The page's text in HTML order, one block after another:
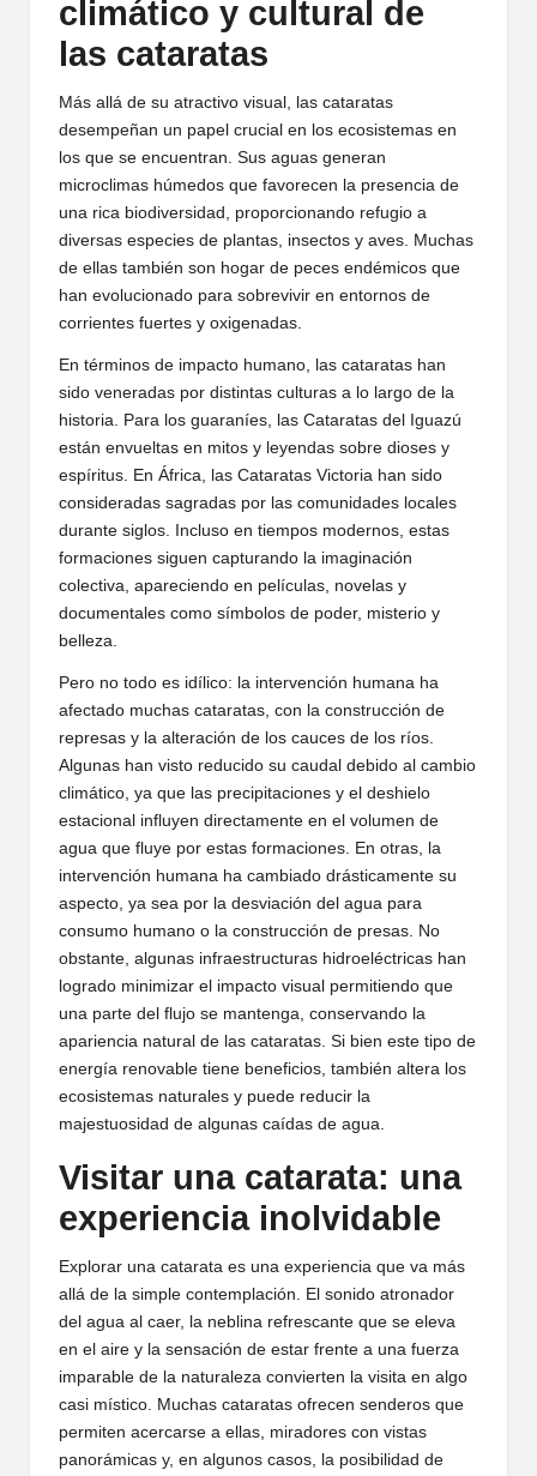
climático y cultural de
las cataratas
Más allá de su atractivo visual, las cataratas
desempeñan un papel crucial en los ecosistemas en
los que se encuentran. Sus aguas generan
microclimas húmedos que favorecen la presencia de
una rica biodiversidad, proporcionando refugio a
diversas especies de plantas, insectos y aves. Muchas
de ellas también son hogar de peces endémicos que
han evolucionado para sobrevivir en entornos de
corrientes fuertes y oxigenadas.
En términos de impacto humano, las cataratas han
sido veneradas por distintas culturas a lo largo de la
historia. Para los guaraníes, las Cataratas del Iguazú
están envueltas en mitos y leyendas sobre dioses y
espíritus. En África, las Cataratas Victoria han sido
consideradas sagradas por las comunidades locales
durante siglos. Incluso en tiempos modernos, estas
formaciones siguen capturando la imaginación
colectiva, apareciendo en películas, novelas y
documentales como símbolos de poder, misterio y
belleza.
Pero no todo es idílico: la intervención humana ha
afectado muchas cataratas, con la construcción de
represas y la alteración de los cauces de los ríos.
Algunas han visto reducido su caudal debido al cambio
climático, ya que las precipitaciones y el deshielo
estacional influyen directamente en el volumen de
agua que fluye por estas formaciones. En otras, la
intervención humana ha cambiado drásticamente su
aspecto, ya sea por la desviación del agua para
consumo humano o la construcción de presas. No
obstante, algunas infraestructuras hidroeléctricas han
logrado minimizar el impacto visual permitiendo que
una parte del flujo se mantenga, conservando la
apariencia natural de las cataratas. Si bien este tipo de
energía renovable tiene beneficios, también altera los
ecosistemas naturales y puede reducir la
majestuosidad de algunas caídas de agua.
Visitar una catarata: una
experiencia inolvidable
Explorar una catarata es una experiencia que va más
allá de la simple contemplación. El sonido atronador
del agua al caer, la neblina refrescante que se eleva
en el aire y la sensación de estar frente a una fuerza
imparable de la naturaleza convierten la visita en algo
casi místico. Muchas cataratas ofrecen senderos que
permiten acercarse a ellas, miradores con vistas
panorámicas y, en algunos casos, la posibilidad de